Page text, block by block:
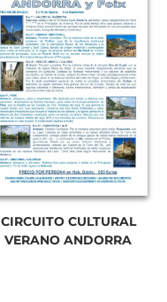
CIRCUITO CULTURAL
VERANO ANDORRA